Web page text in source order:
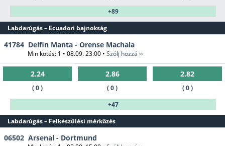
+89
Labdarúgás – Ecuadori bajnokság
41784 Delfin Manta - Orense Machala
Min kötés: 1 • 08.09. 23:00 • Szólj hozzá ››
2.24
( 0 )
2.86
( 0 )
2.82
( 0 )
+47
Labdarúgás – Felkészülési mérkőzés
06502 Arsenal - Dortmund